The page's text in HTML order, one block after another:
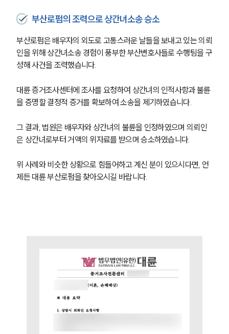
부소개
부소개
대륜의 강점
오시는 길
글로벌 파트너 로펌
통합검색
AI대륜
업무사례
사례분석/최신동향
이혼 법률정보
법률지식인
전체
이혼 양육비계산기
상간자위자료계산기
구성원 소개
부산로펌의 조력으로 상간녀소송 승소
부산로펌은 배우자의 외도로 고통스러운 날들을 보내고 있는 의뢰
인을 위해 상간녀소송 경험이 풍부한 부산변호사들로 수행팀을 구
성해 사건을 조력했습니다.
대륜 증거조사센터에 조사를 요청하여 상간녀의 인적사항과 불륜
을 증명할 결정적 증거를 확보하여 소송을 제기하였습니다.
그 결과, 법원은 배우자와 상간녀의 불륜을 인정하였으며 의뢰인
은 상간녀로부터 거액의 위자료를 받으며 승소하였습니다.
위 사례와 비슷한 상황으로 힘들어하고 계신 분이 있으시다면, 언
제든 대륜 부산로펌을 찾아오시길 바랍니다.